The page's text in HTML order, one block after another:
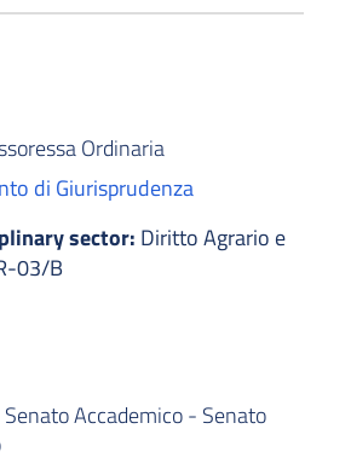
Ordinaria
di Giurisprudenza
sector: Diritto Agrario e
03/B
Accademico - Senato